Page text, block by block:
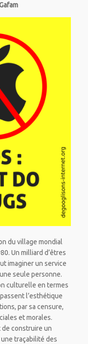
du village mondial
Un milliard d’êtres
imaginer un service
seule personne.
culturelle en termes
l’esthétique
par sa censure,
et morales.
construire un
traçabilité des